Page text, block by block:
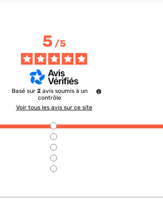
5/5
Basé sur 2 avis soumis à un
contrôle
Voir tous les avis sur ce site